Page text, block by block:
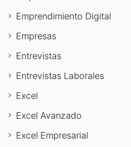
Emprendimiento Digital
Empresas
Entrevistas
Entrevistas Laborales
Excel
Excel Avanzado
Excel Empresarial